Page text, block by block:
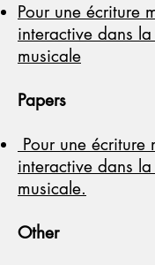
Pour une écriture
interactive dans
musicale
Papers
Pour une écriture
interactive dans
musicale.
Other